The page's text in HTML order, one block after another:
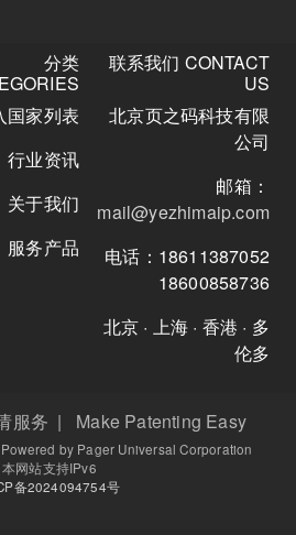
联系我们
北京页之码
电话：
北京 · 上海 ·
分类
CATEGORIES
进入国家列表
关于我们
服务产品
员
外专利申请服务 | Make Patenting
2024 | Powered by Pager Universal
本网站支持IPv6
京ICP备2024094754号